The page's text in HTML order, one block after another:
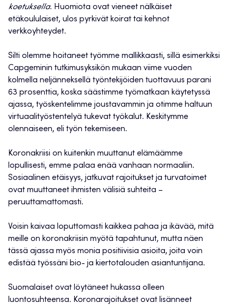
koetuksella. Huomiota ovat vieneet nälkäiset
etäkoululaiset, ulos pyrkivät koirat tai kehnot
verkkoyhteydet.
Silti olemme hoitaneet työmme mallikkaasti, sillä esimerkiksi
Capgeminin tutkimusyksikön mukaan viime vuoden
kolmella neljänneksellä työntekijöiden tuottavuus parani
63 prosenttia, koska säästimme työmatkaan käytetyssä
ajassa, työskentelimme joustavammin ja otimme haltuun
virtuaalityöstentelyä tukevat työkalut. Keskitymme
olennaiseen, eli työn tekemiseen.
Koronakriisi on kuitenkin muuttanut elämäämme
lopullisesti, emme palaa enää vanhaan normaaliin.
Sosiaalinen etäisyys, jatkuvat rajoitukset ja turvatoimet
ovat muuttaneet ihmisten välisiä suhteita –
peruuttamattomasti.
Voisin kaivaa loputtomasti kaikkea pahaa ja ikävää, mitä
meille on koronakriisin myötä tapahtunut, mutta näen
tässä ajassa myös monia positiivisia asioita, joita voin
edistää työssäni bio- ja kiertotalouden asiantuntijana.
Suomalaiset ovat löytäneet hukassa olleen
luontosuhteensa. Koronarajoitukset ovat lisänneet